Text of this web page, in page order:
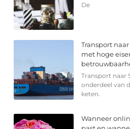
De
Transport
met hoge
Transport naar
onderdeel van
keten.
Wanneer